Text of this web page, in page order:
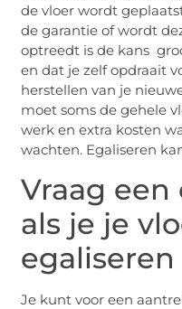
de vloer wordt
de garantie of wordt
optreedt is de kans
en dat je zelf opdraait
herstellen van je
moet soms de gehele
werk en extra kosten
wachten. Egaliseren
Vraag een
als je je
egaliseren
Je kunt voor een